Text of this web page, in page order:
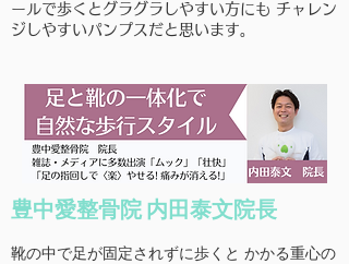
ールで歩くとグラグラしやすい方にも チャレン
ジしやすいパンプスだと思います。
豊中愛整骨院 内田泰文院長
靴の中で足が固定されずに歩くと かかる重心の